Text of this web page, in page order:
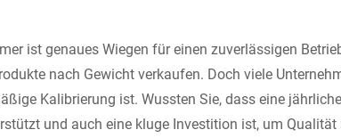
ist genaues Wiegen für einen zuverlässigen
nach Gewicht verkaufen. Doch viele
Kalibrierung ist. Wussten Sie, dass eine
und auch eine kluge Investition ist, um